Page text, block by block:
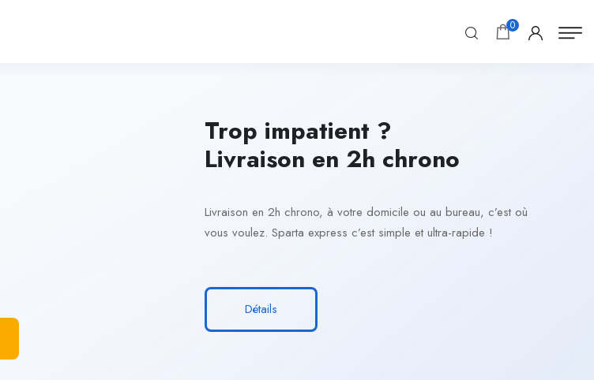
0
Trop impatient ?
Livraison en 2h chrono
Livraison en 2h chrono, à votre domicile ou au bureau, c’est où
vous voulez. Sparta express c’est simple et ultra-rapide !
Détails